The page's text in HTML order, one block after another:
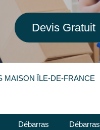
Devis Gratuit
MAISON ÎLE-DE-FRANCE
Débarras
Débarras